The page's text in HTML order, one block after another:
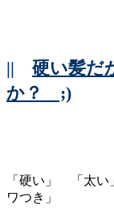
|| 硬い髪だ
か？ ;)
「硬い」 「太
ワつき」